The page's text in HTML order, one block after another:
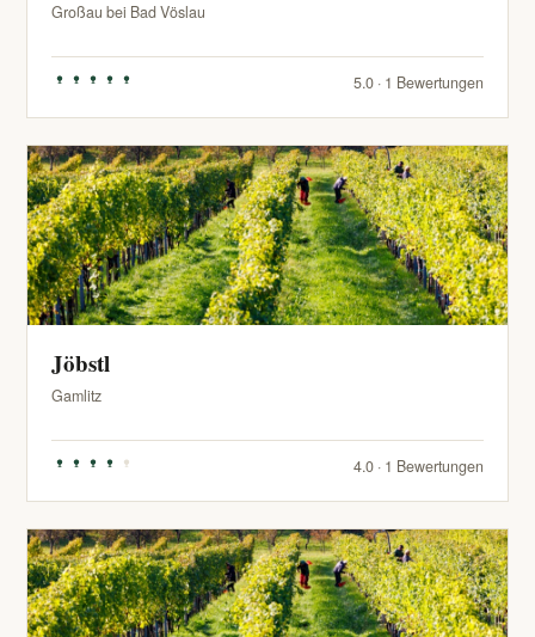
Großau bei Bad Vöslau
5.0 · 1 Bewertungen
Jöbstl
Gamlitz
4.0 · 1 Bewertungen